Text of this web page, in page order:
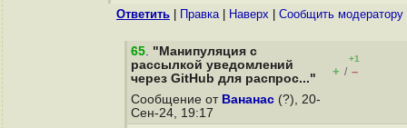
Ответить Правка| Наверх Cообщить модератору
65. "Манипуляция с
рассылкой уведомлений
через GitHub для распрос..."
+1
+ / –
Сообщение от Вананас (?), 20-
Сен-24, 19:17